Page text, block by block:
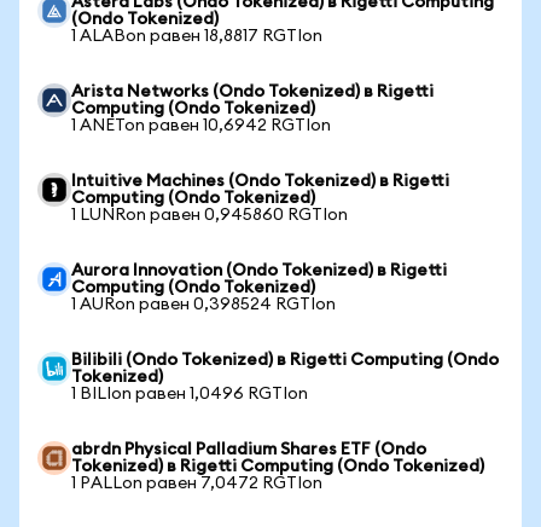
(Ondo Tokenized)
1 ALABon равен 18,8817 RGTIon
Arista Networks (Ondo Tokenized) в Rigetti
Computing (Ondo Tokenized)
1 ANETon равен 10,6942 RGTIon
Intuitive Machines (Ondo Tokenized) в Rigetti
Computing (Ondo Tokenized)
1 LUNRon равен 0,945860 RGTIon
Aurora Innovation (Ondo Tokenized) в Rigetti
Computing (Ondo Tokenized)
1 AURon равен 0,398524 RGTIon
Bilibili (Ondo Tokenized) в Rigetti Computing (Ondo
Tokenized)
1 BILIon равен 1,0496 RGTIon
abrdn Physical Palladium Shares ETF (Ondo
Tokenized) в Rigetti Computing (Ondo Tokenized)
1 PALLon равен 7,0472 RGTIon